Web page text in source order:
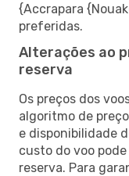
{Accrapara
preferidas.
Alterações ao
reserva
Os preços dos
algoritmo de
e disponibilidade
custo do voo
reserva. Para